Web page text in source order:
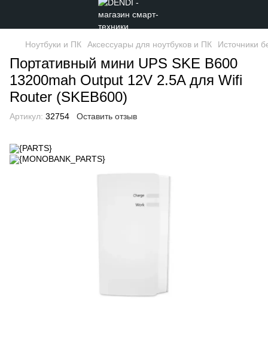
Ноутбуки и ПК Аксессуары для ноутбуков и ПК Источники
Портативный мини UPS SKE B600
13200mah Output 12V 2.5A для Wifi
Router (SKEB600)
Артикул: 32754 Оставить отзыв